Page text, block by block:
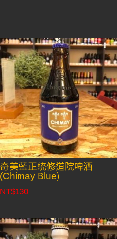
奇美藍正統修道院啤酒
(Chimay Blue)
NT$130